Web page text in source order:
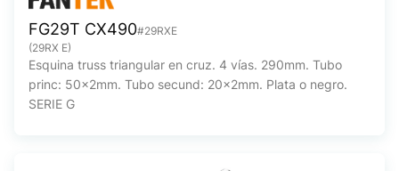
FG29T CX490#29RXE
(29RX E)
Esquina truss triangular en cruz. 4 vías. 290mm. Tubo
princ: 50x2mm. Tubo secund: 20x2mm. Plata o negro.
SERIE G